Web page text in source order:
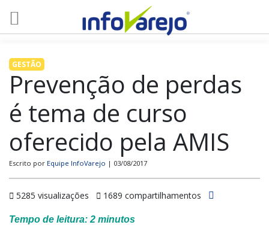
GESTÃO
Prevenção de perdas
é tema de curso
oferecido pela AMIS
Escrito por Equipe InfoVarejo | 03/08/2017
5285 visualizações 1689 compartilhamentos
Tempo de leitura: 2 minutos